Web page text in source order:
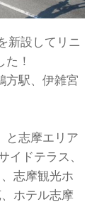
新設してリニ
！
方駅、伊雑宮
と志摩エリア
イドテラス、
志摩観光ホ
ホテル志摩